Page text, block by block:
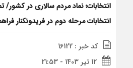
انتخابات؛ نماد مردم سالاری در کشور/
انتخابات مرحله دوم در فریدونکنار
کد خبر : 16122
12 تیر 1403 - 21:53